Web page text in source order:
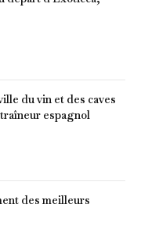
du vin et des caves
espagnol
des meilleurs